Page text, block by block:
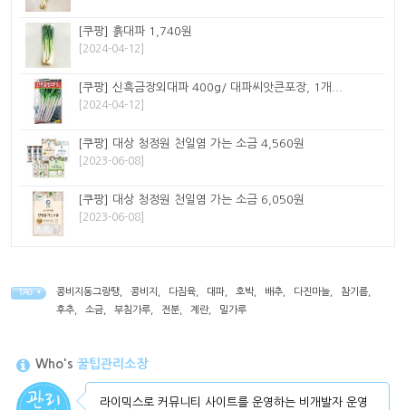
[쿠팡] 흙대파 1,740원
[2024-04-12]
[쿠팡] 신흑금장외대파 400g/ 대파씨앗큰포장, 1개...
[2024-04-12]
[쿠팡] 대상 청정원 천일염 가는 소금 4,560원
[2023-06-08]
[쿠팡] 대상 청정원 천일염 가는 소금 6,050원
[2023-06-08]
TAG • 콩비지동그랑땡, 콩비지 , 다짐육, 대파, 호박, 배추, 다진마늘, 참기름,
후추, 소금, 부침가루, 전분, 계란, 밀가루
Who's 꿀팁관리소장
라이믹스로 커뮤니티 사이트를 운영하는 비개발자 운영